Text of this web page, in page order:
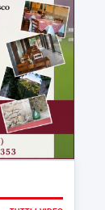
TUTTI I VIDEO
▶